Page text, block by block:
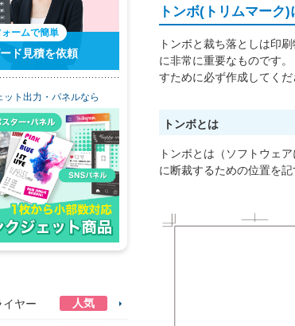
トンボ(トリムマーク)
トンボと裁ち落としは印
に非常に重要なものです
すために必ず作成してくだ
トンボとは
トンボとは（ソフトウェ
に断裁するための位置を記
ォームで簡単
ド見積を依頼
ット出力・パネルなら
イヤー 人気